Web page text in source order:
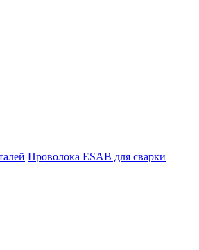
Проволока ESAB для сварки